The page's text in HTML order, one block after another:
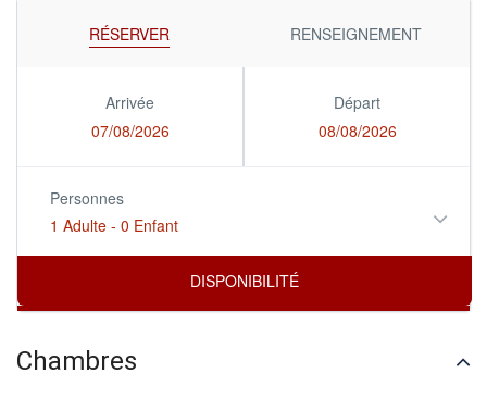
RÉSERVER RENSEIGNEMENT
Arrivée
07/08/2026
Départ
08/08/2026
Personnes
1 Adulte - 0 Enfant
Chambres